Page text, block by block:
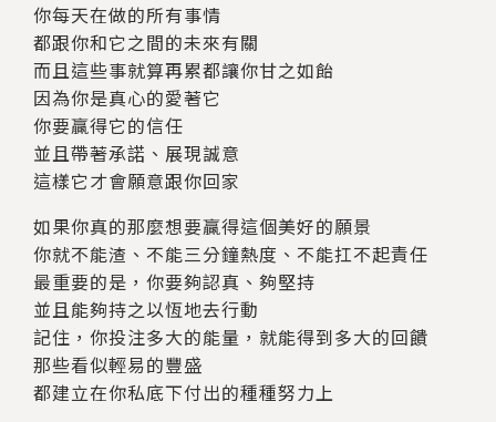
你每天在做的所有事情
都跟你和它之間的未來有關
而且這些事就算再累都讓你甘之如飴
因為你是真心的愛著它
你要贏得它的信任
並且帶著承諾、展現誠意
這樣它才會願意跟你回家
如果你真的那麼想要贏得這個美好的願景
你就不能渣、不能三分鐘熱度、不能扛不起責任
最重要的是，你要夠認真、夠堅持
並且能夠持之以恆地去行動
記住，你投注多大的能量，就能得到多大的回饋
那些看似輕易的豐盛
都建立在你私底下付出的種種努力上